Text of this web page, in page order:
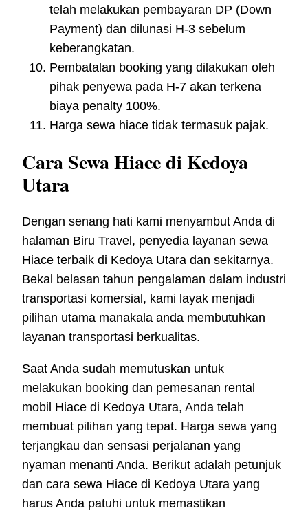
telah melakukan pembayaran DP (Down
Payment) dan dilunasi H-3 sebelum
keberangkatan.
Pembatalan booking yang dilakukan oleh
pihak penyewa pada H-7 akan terkena
biaya penalty 100%.
Harga sewa hiace tidak termasuk pajak.
Cara Sewa Hiace di Kedoya
Utara
Dengan senang hati kami menyambut Anda di
halaman Biru Travel, penyedia layanan sewa
Hiace terbaik di Kedoya Utara dan sekitarnya.
Bekal belasan tahun pengalaman dalam industri
transportasi komersial, kami layak menjadi
pilihan utama manakala anda membutuhkan
layanan transportasi berkualitas.
Saat Anda sudah memutuskan untuk
melakukan booking dan pemesanan rental
mobil Hiace di Kedoya Utara, Anda telah
membuat pilihan yang tepat. Harga sewa yang
terjangkau dan sensasi perjalanan yang
nyaman menanti Anda. Berikut adalah petunjuk
dan cara sewa Hiace di Kedoya Utara yang
harus Anda patuhi untuk memastikan